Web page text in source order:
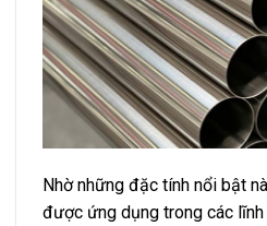
Nhờ những đặc tính nổi bật
được ứng dụng trong các